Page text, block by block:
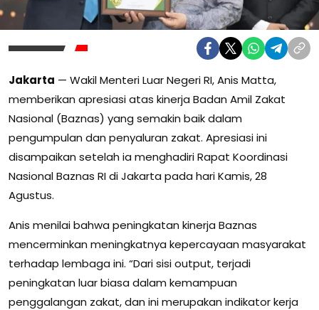
Jakarta — Wakil Menteri Luar Negeri RI, Anis Matta,
memberikan apresiasi atas kinerja Badan Amil Zakat
Nasional (Baznas) yang semakin baik dalam
pengumpulan dan penyaluran zakat. Apresiasi ini
disampaikan setelah ia menghadiri Rapat Koordinasi
Nasional Baznas RI di Jakarta pada hari Kamis, 28
Agustus.
Anis menilai bahwa peningkatan kinerja Baznas
mencerminkan meningkatnya kepercayaan masyarakat
terhadap lembaga ini. “Dari sisi output, terjadi
peningkatan luar biasa dalam kemampuan
penggalangan zakat, dan ini merupakan indikator kerja